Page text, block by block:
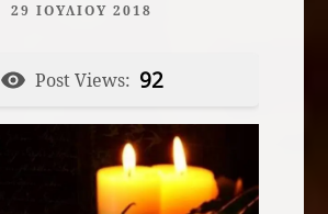
29 ΙΟΥΛΊΟΥ 2018
Post Views: 92